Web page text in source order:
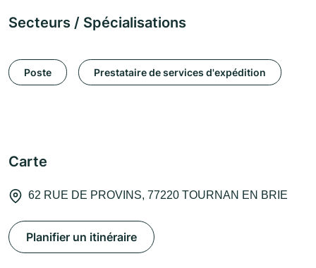
Secteurs / Spécialisations
Poste Prestataire de services d'expédition
Carte
62 RUE DE PROVINS, 77220 TOURNAN EN BRIE
Planifier un itinéraire